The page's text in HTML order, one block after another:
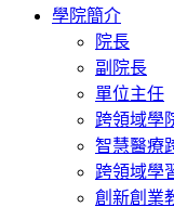
學院簡介
院長
副院長
單位主任
跨領域學
智慧醫療
跨領域學
創新創業